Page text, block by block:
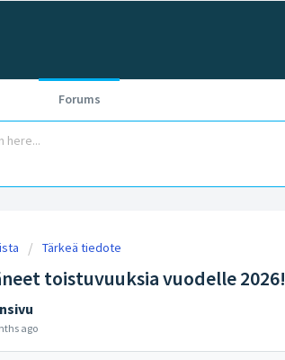
Forums
Tärkeä tiedote
toistuvuuksia vuodelle 2026!
ago